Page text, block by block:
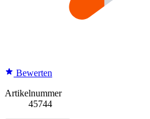
Bewerten
Artikelnummer
45744